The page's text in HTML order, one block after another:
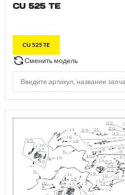
CU 525 TE
CU 525 TE
Сменить модель